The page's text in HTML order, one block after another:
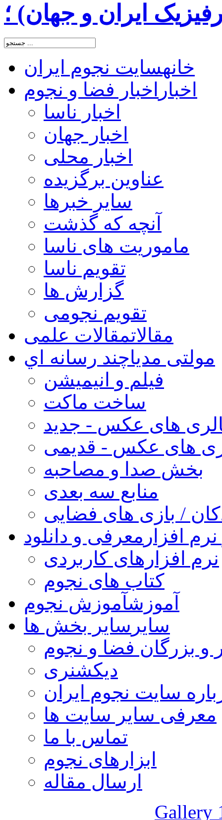
ایران و جهان) ؛
خانهسایت نجوم ایران
اخبار اخبار فضا و نجوم
اخبار ناسا
اخبار جهان
اخبار محلی
عناوین برگزیده
سایر خبرها
آنچه که گذشت
ماموریت های ناسا
تقویم ناسا
گزارش ها
تقویم نجومی
مقالاتمقالات علمی
مولتی مدیاچند رسانه اي
فیلم و انیمیشن
ساخت ماکت
های عکس - جدید
های عکس - قدیمی
بخش صدا و مصاحبه
منابع سه بعدی
/ بازی های فضایی
افزار معرفی و دانلود
نرم افزارهای کاربردی
کتاب های نجوم
آموزشآموزش نجوم
سایر سایر بخش ها
و بزرگان فضا و نجوم
دیکشنری
سایت نجوم ایران
معرفی سایر سایت ها
تماس با ما
ابزارهای نجوم
ارسال مقاله
Gallery